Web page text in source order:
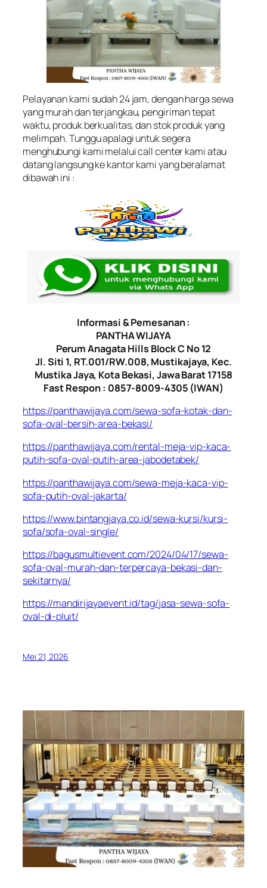
Pelayanan kami sudah 24 jam, dengan harga sewa
yang murah dan terjangkau, pengiriman tepat
waktu, produk berkualitas, dan stok produk yang
melimpah. Tunggu apalagi untuk segera
menghubungi kami melalui call center kami atau
datang langsung ke kantor kami yang beralamat
dibawah ini :
Informasi & Pemesanan :
PANTHA WIJAYA
Perum Anagata Hills Block C No 12
Jl. Siti 1, RT.001/RW.008, Mustikajaya, Kec.
Mustika Jaya, Kota Bekasi, Jawa Barat 17158
Fast Respon : 0857-8009-4305 (IWAN)
https://panthawijaya.com/sewa-sofa-kotak-dan-
sofa-oval-bersih-area-bekasi/
https://panthawijaya.com/rental-meja-vip-kaca-
putih-sofa-oval-putih-area-jabodetabek/
https://panthawijaya.com/sewa-meja-kaca-vip-
sofa-putih-oval-jakarta/
https://www.bintangjaya.co.id/sewa-kursi/kursi-
sofa/sofa-oval-single/
https://bagusmultievent.com/2024/04/17/sewa-
sofa-oval-murah-dan-terpercaya-bekasi-dan-
sekitarnya/
https://mandirijayaevent.id/tag/jasa-sewa-sofa-
oval-di-pluit/
Mei 21, 2026